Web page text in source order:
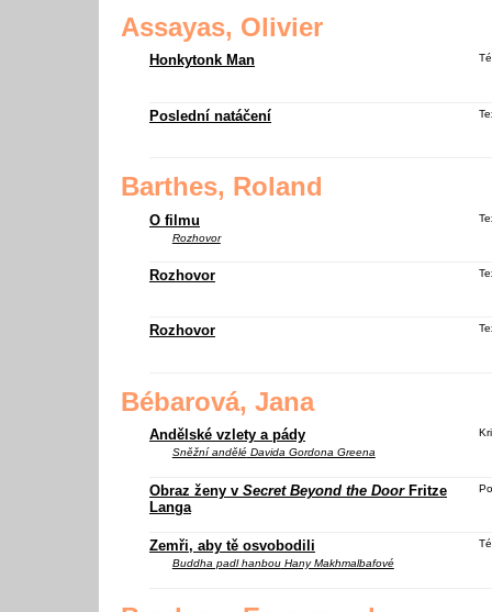
Assayas, Olivier
Honkytonk Man
Poslední natáčení
Barthes, Roland
O filmu
Rozhovor
Rozhovor
Rozhovor
Bébarová, Jana
Andělské vzlety a pády
Sněžní anděléDavida Gordona Greena
Obraz ženy v Secret Beyond the DoorFritze
Langa
Zemři, aby tě osvobodili
Buddha padl hanbouHany Makhmalbafové